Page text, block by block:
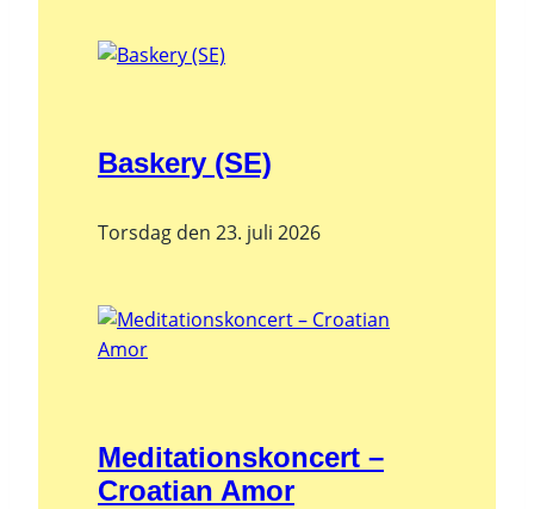
Baskery (SE)
Torsdag den 23. juli 2026
Meditationskoncert –
Croatian Amor